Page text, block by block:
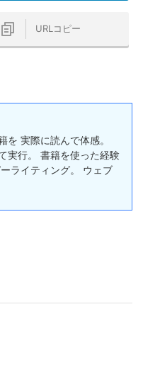
URLコピー
を 実際に読んで体感。
実行。 書籍を使った経験
ライティング。 ウェブ